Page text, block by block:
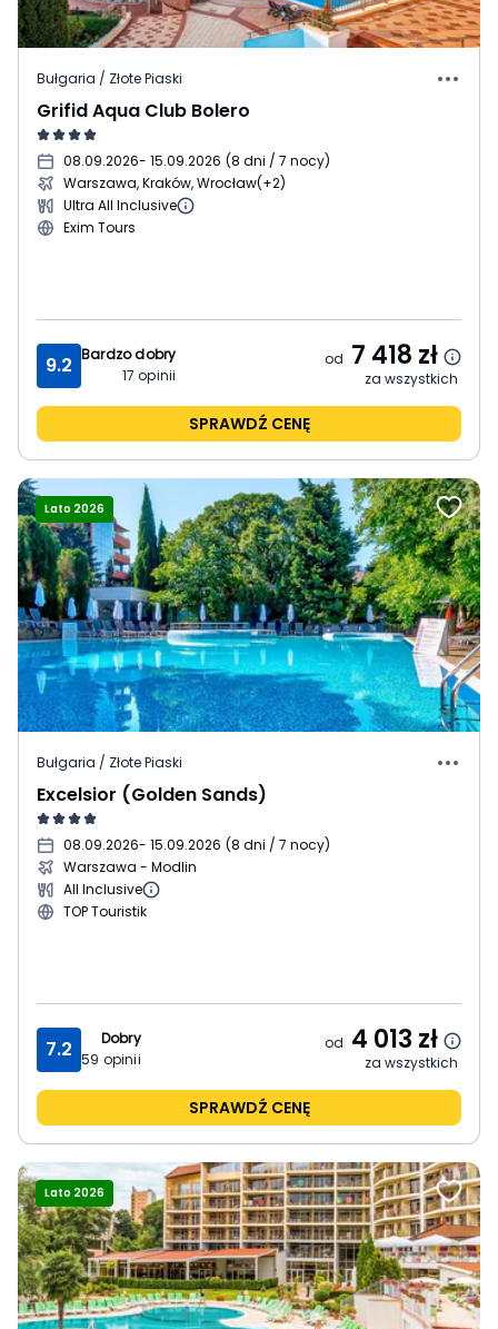
Bułgaria / Złote Piaski
Grifid Aqua Club Bolero
08.09.2026- 15.09.2026 (8 dni / 7 nocy)
Warszawa, Kraków, Wrocław(+2)
Ultra All Inclusive
Exim Tours
9.2 Bardzo dobry
17 opinii
od 7 418 zł
za wszystkich
SPRAWDŹ CENĘ
Lato 2026
Bułgaria / Złote Piaski
Excelsior (Golden Sands)
08.09.2026- 15.09.2026 (8 dni / 7 nocy)
Warszawa - Modlin
All Inclusive
TOP Touristik
7.2
Dobry
59 opinii
od 4 013 zł
za wszystkich
SPRAWDŹ CENĘ
Lato 2026